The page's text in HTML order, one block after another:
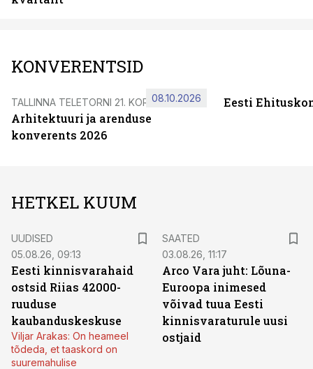
KONVERENTSID
TALLINNA TELETORNI 21. KORRUSEL
Arhitektuuri ja arenduse
konverents 2026
08.10.2026 Eesti
HETKEL KUUM
UUDISED
05.08.26, 09:13
Eesti kinnisvarahaid
ostsid Riias 42000-
ruuduse
kaubanduskeskuse
Viljar Arakas: On heameel
tõdeda, et taaskord on
suuremahulise
SAATED
03.08.26, 11:17
Arco Vara juht: Lõuna-
Euroopa inimesed
võivad tuua Eesti
kinnisvaraturule uusi
ostjaid